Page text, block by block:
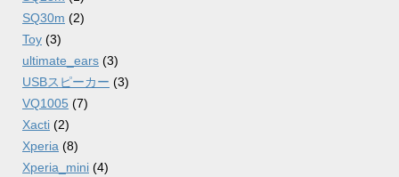
SQ30m (2)
Toy (3)
ultimate_ears (3)
USBスピーカー (3)
VQ1005 (7)
Xacti (2)
Xperia (8)
Xperia_mini (4)